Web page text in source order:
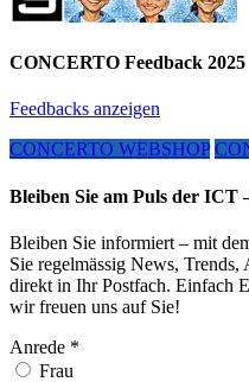
CONCERTO Feedback 2025
Feedbacks anzeigen
CONCERTO WEBSHOP
Bleiben Sie am Puls der ICT
Bleiben Sie informiert – mit
Sie regelmässig News,
direkt in Ihr Postfach. Einfach
wir freuen uns auf Sie!
Anrede *
Frau